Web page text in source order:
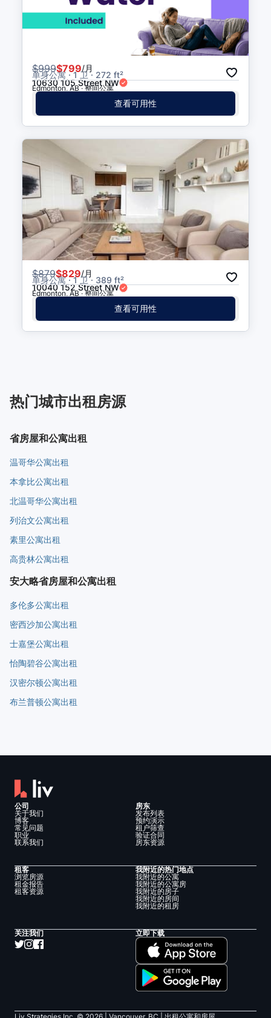
$999$799/月
单身公寓 · 1 卫 · 272 ft²
10630 105 Street NW
Edmonton, AB · 整间公寓
查看可用性
$879$829/月
单身公寓 · 1 卫 · 389 ft²
10040 152 Street NW
Edmonton, AB · 整间公寓
查看可用性
热门城市出租房源
省房屋和公寓出租
温哥华公寓出租
本拿比公寓出租
北温哥华公寓出租
列治文公寓出租
素里公寓出租
高贵林公寓出租
安大略省房屋和公寓出租
多伦多公寓出租
密西沙加公寓出租
士嘉堡公寓出租
怡陶碧谷公寓出租
汉密尔顿公寓出租
布兰普顿公寓出租
公司
关于我们
博客
常见问题
职业
联系我们
房东
发布列表
预约演示
租户筛查
验证合同
房东资源
租客
浏览房源
租金报告
租客资源
我附近的热门地点
我附近的公寓
我附近的公寓房
我附近的房子
我附近的房间
我附近的租房
关注我们 立即下载